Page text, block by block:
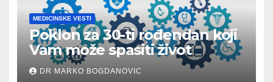
MEDICINSKE VESTI
Poklon za 30-ti rođendan koji
Vam može spasiti život
DR MARKO BOGDANOVIC